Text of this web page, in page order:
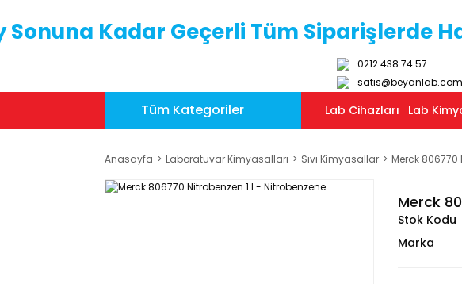
Sonuna Kadar Geçerli Tüm Siparişlerde
0212 438 74 57
satis@beyanlab.com
Tüm Kategoriler Lab Cihazları Lab
Anasayfa Laboratuvar Kimyasalları Sıvı Kimyasallar Merck 806770
Merck
Stok Kodu
Marka